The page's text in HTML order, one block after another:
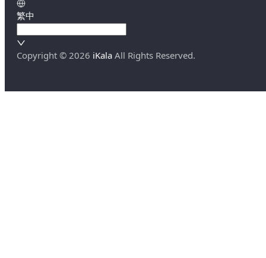
繁中
Copyright © 2026 iKala All Rights Reserved.